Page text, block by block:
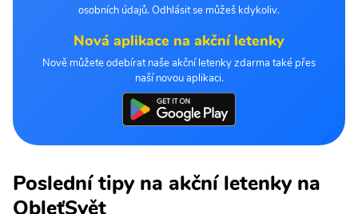
osobních údajů. Odhlásit se můžeš kdykoliv.
Nová aplikace na akční letenky
Nově můžete odebírat naše akční letenky zdarma také přes
naší novou aplikaci.
Poslední tipy na akční letenky na
ObleťSvět